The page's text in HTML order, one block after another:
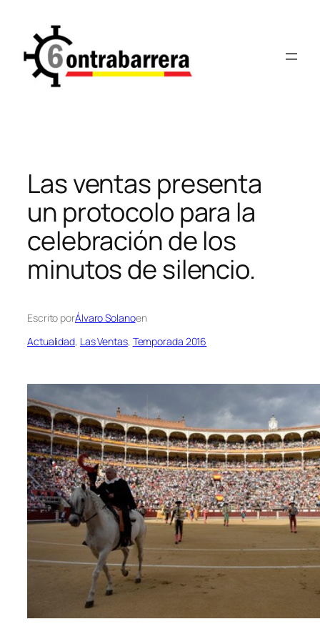
contenido
Las ventas presenta
un protocolo para la
celebración de los
minutos de silencio.
Escrito porÁlvaro Solanoen
Actualidad, Las Ventas, Temporada 2016